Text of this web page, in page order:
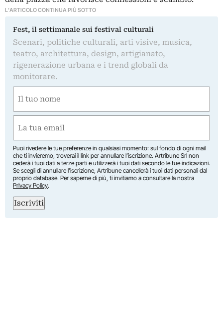
L'ARTICOLO CONTINUA PIÙ SOTTO
Fest, il settimanale sui festival culturali
Scenari, politiche culturali, arti visive, musica,
teatro, architettura, design, artigianato,
rigenerazione urbana e i trend globali da
monitorare.
(Required)
First
(Required)
Puoi rivedere le tue preferenze in qualsiasi momento: sul fondo di ogni mail
che ti invieremo, troverai il link per annullare l’iscrizione. Artribune Srl non
cederà i tuoi dati a terze parti e utilizzerà i tuoi dati secondo le tue indicazioni.
Se scegli di annullare l’iscrizione, Artribune cancellerà i tuoi dati personali dal
proprio database. Per saperne di più, ti invitiamo a consultare la nostra
Privacy Policy.
Iscriviti